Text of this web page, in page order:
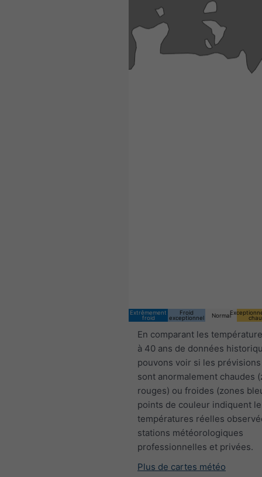
Extrêmement
froid
Froid
exceptionnel
Normal
En comparant les
à 40 ans de données
pouvons voir si les
sont anormalement chaudes
rouges) ou froides (zones
points de couleur indiquent
températures réelles
stations météorologiques
professionnelles et privées.
Plus de cartes météo